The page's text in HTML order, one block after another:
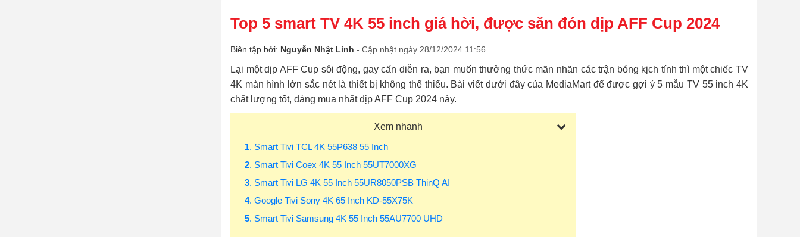
Top 5 smart TV 4K 55 inch giá hời, được săn đón dịp AFF Cup 2024
Biên tập bởi: Nguyễn Nhật Linh - Cập nhật ngày 28/12/2024 11:56
Lại một dịp AFF Cup sôi động, gay cấn diễn ra, bạn muốn thưởng thức mãn nhãn các trận bóng kịch tính thì một chiếc TV
4K màn hình lớn sắc nét là thiết bị không thể thiếu. Bài viết dưới đây của MediaMart để được gợi ý 5 mẫu TV 55 inch 4K
chất lượng tốt, đáng mua nhất dịp AFF Cup 2024 này.
Xem nhanh
1. Smart Tivi TCL 4K 55P638 55 Inch
2. Smart Tivi Coex 4K 55 Inch 55UT7000XG
3. Smart Tivi LG 4K 55 Inch 55UR8050PSB ThinQ AI
4. Google Tivi Sony 4K 65 Inch KD-55X75K
5. Smart Tivi Samsung 4K 55 Inch 55AU7700 UHD